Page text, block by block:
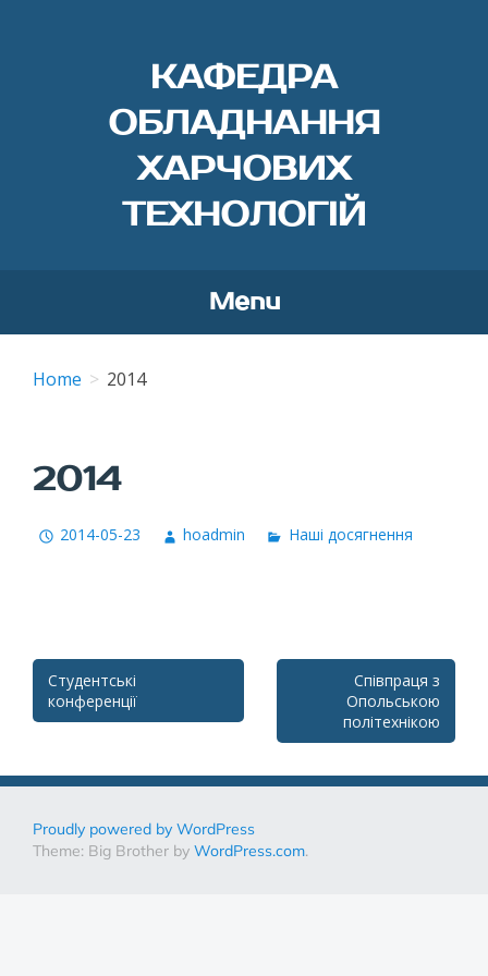
КАФЕДРА
ОБЛАДНАННЯ
ХАРЧОВИХ
ТЕХНОЛОГІЙ
Menu
Home 2014
2014
2014-05-23 hoadmin Наші досягнення
Post
navigation
Студентські
конференції
Співпраця з
Опольською
політехнікою
Proudly powered by WordPress
Theme: Big Brother by WordPress.com.